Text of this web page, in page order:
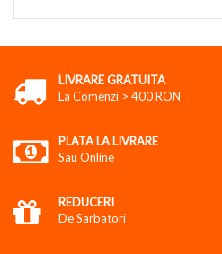
LIVRARE GRATUITA
La Comenzi > 400 RON
PLATA LA LIVRARE
Sau Online
REDUCERI
De Sarbatori